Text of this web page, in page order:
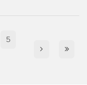
5